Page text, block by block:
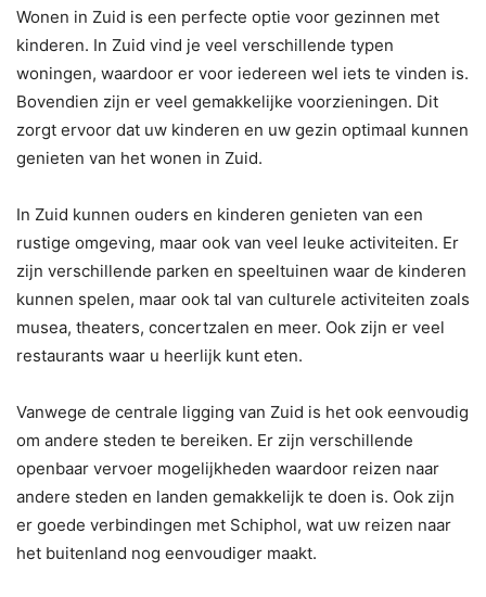
Wonen in Zuid is een perfecte optie voor gezinnen met
kinderen. In Zuid vind je veel verschillende typen
woningen, waardoor er voor iedereen wel iets te vinden is.
Bovendien zijn er veel gemakkelijke voorzieningen. Dit
zorgt ervoor dat uw kinderen en uw gezin optimaal kunnen
genieten van het wonen in Zuid.
In Zuid kunnen ouders en kinderen genieten van een
rustige omgeving, maar ook van veel leuke activiteiten. Er
zijn verschillende parken en speeltuinen waar de kinderen
kunnen spelen, maar ook tal van culturele activiteiten zoals
musea, theaters, concertzalen en meer. Ook zijn er veel
restaurants waar u heerlijk kunt eten.
Vanwege de centrale ligging van Zuid is het ook eenvoudig
om andere steden te bereiken. Er zijn verschillende
openbaar vervoer mogelijkheden waardoor reizen naar
andere steden en landen gemakkelijk te doen is. Ook zijn
er goede verbindingen met Schiphol, wat uw reizen naar
het buitenland nog eenvoudiger maakt.